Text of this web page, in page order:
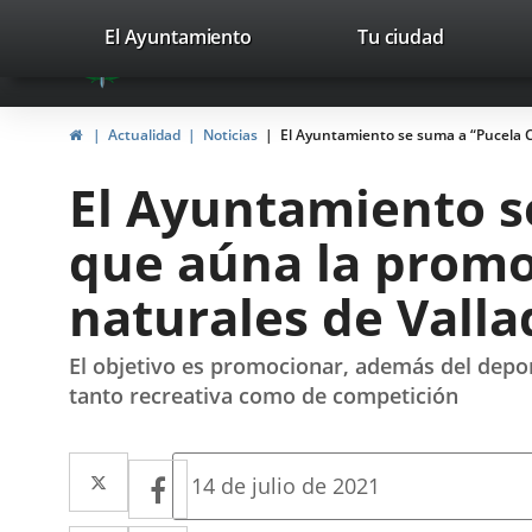
Portal
Web
del
Valladolid
avaTop
valladolid.es
El Ayuntamiento Tu ciudad
InicioActualidad Noticias El Ayuntamiento se suma a
El Ayuntamiento
que aúna la
naturales de
El objetivo es promocionar, además del
tanto recreativa como de competición
Twitter
Enlace
a
Facebook
Enlace
a
Fecha
14 de julio de 2021